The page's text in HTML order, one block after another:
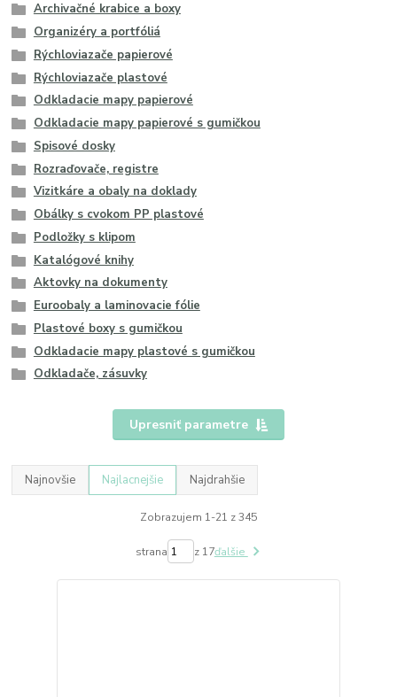
Archivačné krabice a boxy
Organizéry a portfóliá
Rýchloviazače papierové
Rýchloviazače plastové
Odkladacie mapy papierové
Odkladacie mapy papierové s gumičkou
Spisové dosky
Rozraďovače, registre
Vizitkáre a obaly na doklady
Obálky s cvokom PP plastové
Podložky s klipom
Katalógové knihy
Aktovky na dokumenty
Euroobaly a laminovacie fólie
Plastové boxy s gumičkou
Odkladacie mapy plastové s gumičkou
Odkladače, zásuvky
Upresniť parametre
Najnovšie Najlacnejšie Najdrahšie
Zobrazujem 1-21 z 345
strana z 17ďalšie